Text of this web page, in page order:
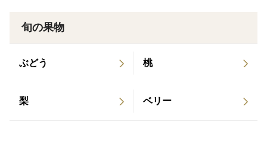
栽培しています。
を皆様へお届けいたします。
◾️注文に際しての注意点（配送方法や納期指定など）
旬の果物
ぶどう 桃
梨 ベリー